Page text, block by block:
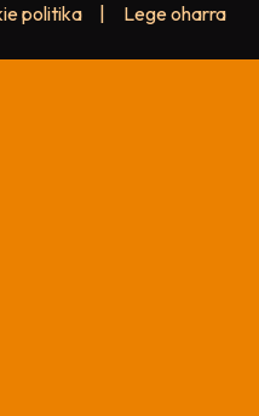
politika Lege oharra